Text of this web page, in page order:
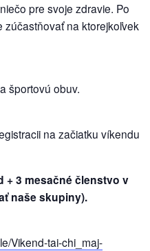
pre svoje zdravie. Po
na ktorejkoľvek
športovú obuv.
na začiatku víkendu
+ 3 mesačné členstvo v
naše skupiny).
Vikend-tai-chi_maj-